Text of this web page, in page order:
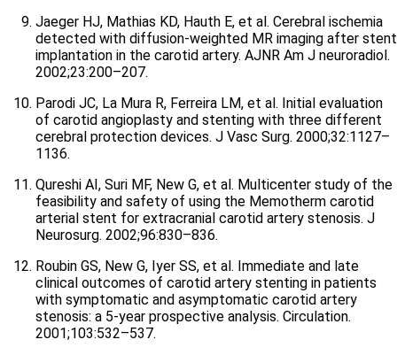
Jaeger HJ, Mathias KD, Hauth E, et al. Cerebral ischemia
detected with diffusion-weighted MR imaging after stent
implantation in the carotid artery. AJNR Am J neuroradiol.
2002;23:200–207.
Parodi JC, La Mura R, Ferreira LM, et al. Initial evaluation
of carotid angioplasty and stenting with three different
cerebral protection devices. J Vasc Surg. 2000;32:1127–
1136.
Qureshi AI, Suri MF, New G, et al. Multicenter study of the
feasibility and safety of using the Memotherm carotid
arterial stent for extracranial carotid artery stenosis. J
Neurosurg. 2002;96:830–836.
Roubin GS, New G, Iyer SS, et al. Immediate and late
clinical outcomes of carotid artery stenting in patients
with symptomatic and asymptomatic carotid artery
stenosis: a 5-year prospective analysis. Circulation.
2001;103:532–537.